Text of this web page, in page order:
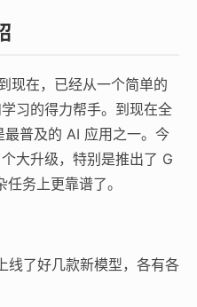
现在，已经从一个简单的
习的得力帮手。到现在全
普及的 AI 应用之一。今
大升级，特别是推出了 G
务上更靠谱了。
线了好几款新模型，各有各